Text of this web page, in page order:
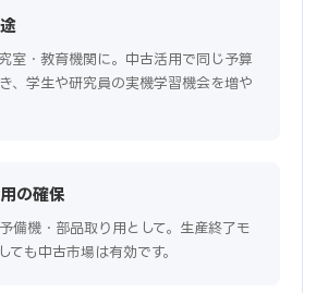
室・教育機関に。中古活用で同じ予算
、学生や研究員の実機学習機会を増や
の確保
備機・部品取り用として。生産終了モ
ても中古市場は有効です。